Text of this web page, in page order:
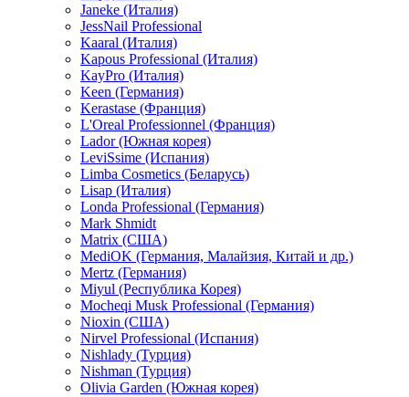
Janeke (Италия)
JessNail Professional
Kaaral (Италия)
Kapous Professional (Италия)
KayPro (Италия)
Keen (Германия)
Kerastase (Франция)
L'Oreal Professionnel (Франция)
Lador (Южная корея)
LeviSsime (Испания)
Limba Cosmetics (Беларусь)
Lisap (Италия)
Londa Professional (Германия)
Mark Shmidt
Matrix (США)
MediOK (Германия, Малайзия, Китай и др.)
Mertz (Германия)
Miyul (Республика Корея)
Mocheqi Musk Professional (Германия)
Nioxin (США)
Nirvel Professional (Испания)
Nishlady (Турция)
Nishman (Турция)
Olivia Garden (Южная корея)